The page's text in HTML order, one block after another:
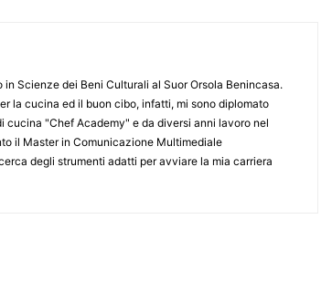
Scienze dei Beni Culturali al Suor Orsola Benincasa.
la cucina ed il buon cibo, infatti, mi sono diplomato
cucina "Chef Academy" e da diversi anni lavoro nel
il Master in Comunicazione Multimediale
degli strumenti adatti per avviare la mia carriera